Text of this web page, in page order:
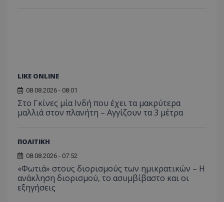
LIKE ONLINE
08.08.2026 - 08:01
Στο Γκίνες μία Ινδή που έχει τα μακρύτερα
μαλλιά στον πλανήτη – Αγγίζουν τα 3 μέτρα
ΠΟΛΙΤΙΚΗ
08.08.2026 - 07:52
«Φωτιά» στους διορισμούς των ημικρατικών – Η
ανάκληση διορισμού, το ασυμβίβαστο και οι
εξηγήσεις